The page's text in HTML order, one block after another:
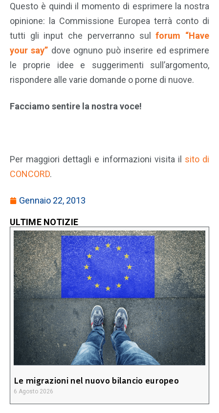
Questo è quindi il momento di esprimere la nostra
opinione: la Commissione Europea terrà conto di
tutti gli input che perverranno sulforum “Have
your say” dove ognuno può inserire ed esprimere
le proprie idee e suggerimenti sull’argomento,
rispondere alle varie domande o porne di nuove.
Facciamo sentire la nostra voce!
Per maggiori dettagli e informazioni visita il sito di
CONCORD.
Gennaio 22, 2013
ULTIME NOTIZIE
Le migrazioni nel nuovo bilancio europeo
6 Agosto 2026